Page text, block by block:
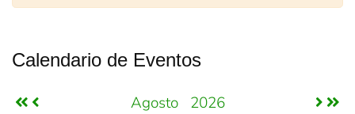
Calendario de Eventos
Agosto 2026